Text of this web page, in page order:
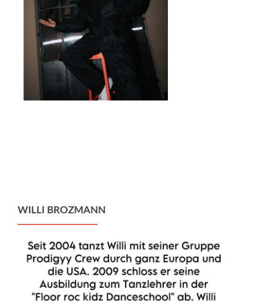
WILLI BROZMANN